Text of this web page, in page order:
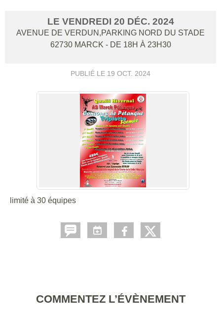
LE VENDREDI 20 DÉC. 2024
AVENUE DE VERDUN,PARKING NORD DU STADE
62730 MARCK - DE 18H À 23H30
PUBLIÉ LE 19 OCT. 2024
limité à 30 équipes
COMMENTEZ L’ÉVÈNEMENT